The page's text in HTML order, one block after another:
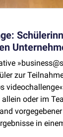
zur
oder im
in